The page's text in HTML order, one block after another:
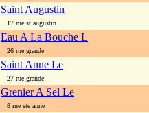
Saint Augustin
17 rue st augustin
Eau A La Bouche L
26 rue grande
Saint Anne Le
27 rue grande
Grenier A Sel Le
8 rue ste anne